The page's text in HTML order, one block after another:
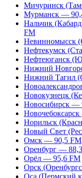
Мичуринск
Мурманск —
Нальчик
FM
Невинномысск
Нефтекумск
Нефтеюганск
Нижний
Нижний Тагил
Новокузнецк
Новосибирск —
Норильск
Новый Свет
Омск — 90,5 FM
Оренбург —
Орёл — 95,6 FM
Орск
Оса (Пермский